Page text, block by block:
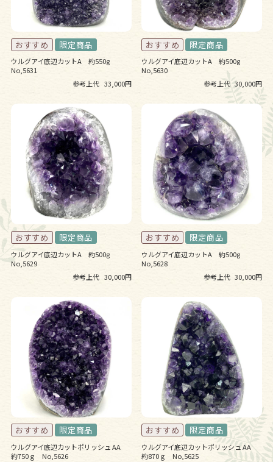
ウルグアイ底辺カットA 約550g
No,5631
参考上代 33,000円
ウルグアイ底辺カットA 約500g
No,5630
参考上代 30,000円
ウルグアイ底辺カットA 約500g
No,5629
参考上代 30,000円
ウルグアイ底辺カットA 約500g
No,5628
参考上代 30,000円
ウルグアイ底辺カットポリッシュ AA
約750ｇ No,5626
ウルグアイ底辺カットポリッシュ AA
約870ｇ No,5625